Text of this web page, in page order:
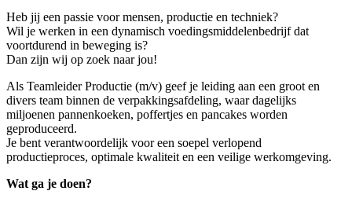
Heb jij een passie voor mensen, productie en techniek?
Wil je werken in een dynamisch voedingsmiddelenbedrijf dat
voortdurend in beweging is?
Dan zijn wij op zoek naar jou!
Als Teamleider Productie (m/v) geef je leiding aan een groot en
divers team binnen de verpakkingsafdeling, waar dagelijks
miljoenen pannenkoeken, poffertjes en pancakes worden
geproduceerd.
Je bent verantwoordelijk voor een soepel verlopend
productieproces, optimale kwaliteit en een veilige werkomgeving.
Wat ga je doen?